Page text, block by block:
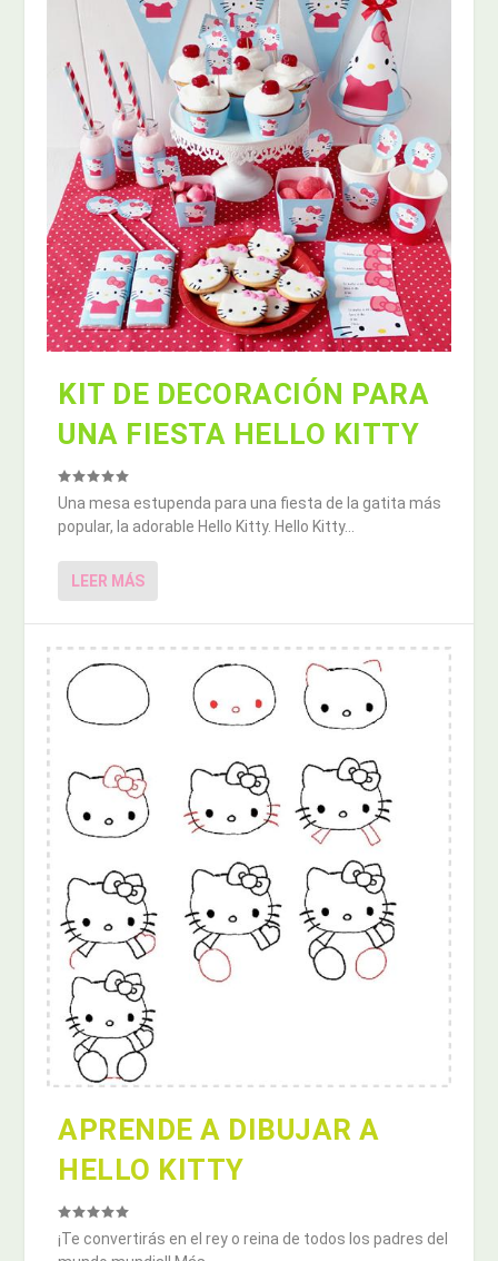
KIT DE DECORACIÓN PARA
UNA FIESTA HELLO KITTY
Una mesa estupenda para una fiesta de la gatita más
popular, la adorable Hello Kitty. Hello Kitty...
LEER MÁS
APRENDE A DIBUJAR A
HELLO KITTY
¡Te convertirás en el rey o reina de todos los padres del